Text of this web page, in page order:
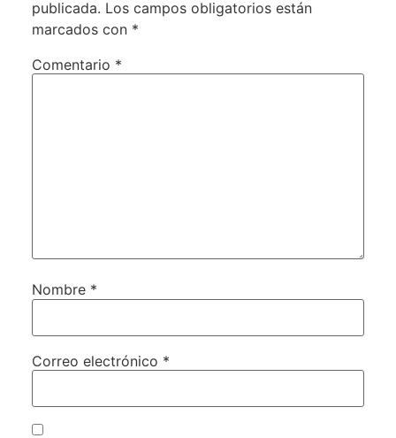
publicada. Los campos obligatorios están
marcados con *
Comentario *
Nombre *
Correo electrónico *